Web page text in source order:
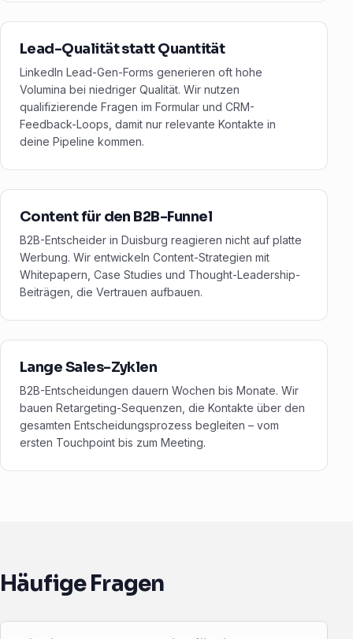
Lead-Qualität statt Quantität
LinkedIn Lead-Gen-Forms generieren oft hohe
Volumina bei niedriger Qualität. Wir nutzen
qualifizierende Fragen im Formular und CRM-
Feedback-Loops, damit nur relevante Kontakte in
deine Pipeline kommen.
Content für den B2B-Funnel
B2B-Entscheider in Duisburg reagieren nicht auf platte
Werbung. Wir entwickeln Content-Strategien mit
Whitepapern, Case Studies und Thought-Leadership-
Beiträgen, die Vertrauen aufbauen.
Lange Sales-Zyklen
B2B-Entscheidungen dauern Wochen bis Monate. Wir
bauen Retargeting-Sequenzen, die Kontakte über den
gesamten Entscheidungsprozess begleiten – vom
ersten Touchpoint bis zum Meeting.
Häufige Fragen